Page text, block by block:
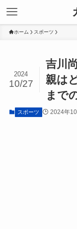
ホーム スポーツ
吉川
親は
まで
2024
10/27
スポーツ 2024年